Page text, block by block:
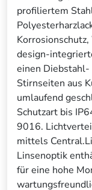
profiliertem
design-
einen
Stirnseiten aus
umlaufend
Schutzart bis
9016.
mittels
Linsenoptik
für eine hohe